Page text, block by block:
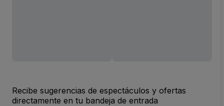
Recibe sugerencias de espectáculos y ofertas
directamente en tu bandeja de entrada